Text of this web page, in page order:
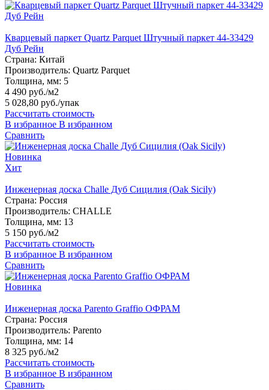
Кварцевый паркет Quartz Parquet Штучный паркет 44-33429
Дуб Рейн
Страна: Китай
Производитель: Quartz Parquet
Толщина, мм: 5
4 490 руб./м2
5 028,80 руб./упак
Рассчитать стоимость
В избранное В избранном
Сравнить
Новинка
Хит
Инженерная доска Challe Дуб Сицилия (Oak Sicily)
Страна: Россия
Производитель: CHALLE
Толщина, мм: 13
5 150 руб./м2
Рассчитать стоимость
В избранное В избранном
Сравнить
Новинка
Инженерная доска Parento Graffio ОФРАМ
Страна: Россия
Производитель: Parento
Толщина, мм: 14
8 325 руб./м2
Рассчитать стоимость
В избранное В избранном
Сравнить